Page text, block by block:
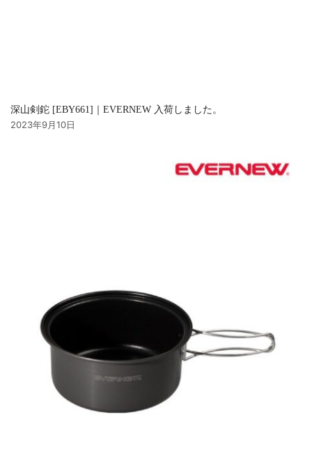
深山剣鉈 [EBY661]｜EVERNEW 入荷しました。
2023年9月10日